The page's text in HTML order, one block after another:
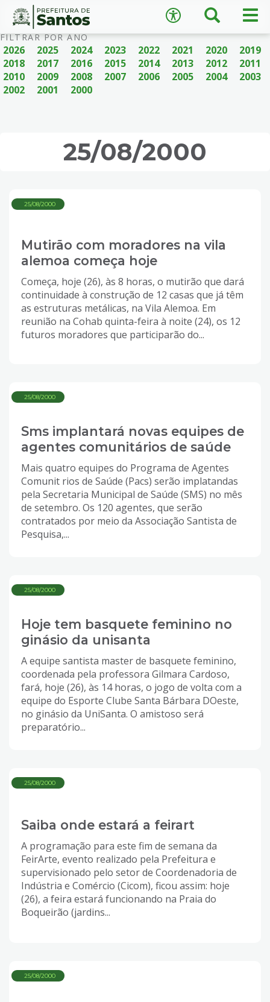
Ir
para
o
conteúdo
1
busca
rodapé
Acessibilidade
Busca
Acessibilidade ×
Conteúdo
FILTRAR POR ANO
2026 2025 2024 2023 2022 2021 2020
2019
2018
2017 2016 2015 2014 2013 2012
2011
2010
2009 2008 2007 2006 2005 2004
2003
2002
2001 2000
25/08/2000
25/08/2000
Mutirão com moradores na vila
alemoa começa hoje
Começa, hoje (26), às 8 horas, o mutirão que dará
continuidade à construção de 12 casas que já têm
as estruturas metálicas, na Vila Alemoa. Em
reunião na Cohab quinta-feira à noite (24), os 12
futuros moradores que participarão do...
25/08/2000
Sms implantará novas equipes de
agentes comunitários de saúde
Mais quatro equipes do Programa de Agentes
Comunit rios de Saúde (Pacs) serão implatandas
pela Secretaria Municipal de Saúde (SMS) no mês
de setembro. Os 120 agentes, que serão
contratados por meio da Associação Santista de
Pesquisa,...
25/08/2000
Hoje tem basquete feminino no
ginásio da unisanta
A equipe santista master de basquete feminino,
coordenada pela professora Gilmara Cardoso,
fará, hoje (26), às 14 horas, o jogo de volta com a
equipe do Esporte Clube Santa Bárbara DOeste,
no ginásio da UniSanta. O amistoso será
preparatório...
25/08/2000
Saiba onde estará a feirart
A programação para este fim de semana da
FeirArte, evento realizado pela Prefeitura e
supervisionado pelo setor de Coordenadoria de
Indústria e Comércio (Cicom), ficou assim: hoje
(26), a feira estará funcionando na Praia do
Boqueirão (jardins...
25/08/2000